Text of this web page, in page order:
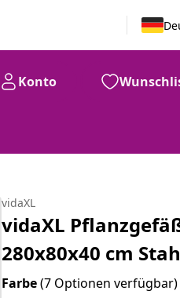
Konto
vidaXL
vidaXL
280x80x40 cm
Farbe(7 Optionen verfügbar)